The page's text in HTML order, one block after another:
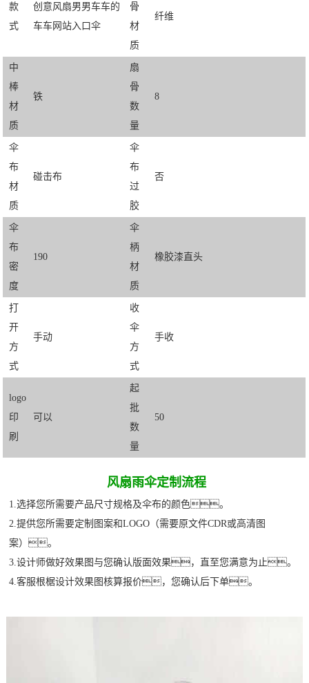
款
式
创意风扇男男车车的
车车网站入口伞
骨
材
质
纤维
中
棒
材
质
铁
扇
骨
数
量
8
伞
布
材
质
碰击布
伞
布
过
胶
否
伞
布
密
度
190
伞
柄
材
质
橡胶漆直头
打
开
方
式
手动
收
伞
方
式
手收
logo
印
刷
可以
起
批
数
量
50
风扇雨伞定制流程
1.选择您所需要产品尺寸规格及伞布的颜色。
2.提供您所需要定制图案和LOGO（需要原文件CDR或高清图
案）。
3.设计师做好效果图与您确认版面效果，直至您满意为止。
4.客服根椐设计效果图核算报价，您确认后下单。